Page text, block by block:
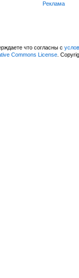
Реклама
что согласны с
Commons License.